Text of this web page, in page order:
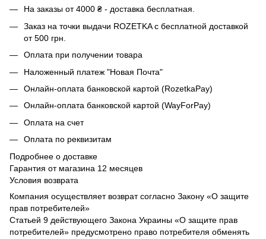
На заказы от 4000 ₴ - доставка бесплатная.
Заказ на точки выдачи ROZETKA с бесплатной доставкой
от 500 грн.
Оплата при получении товара
Наложенный платеж "Новая Почта"
Онлайн-оплата банковской картой (RozetkaPay)
Онлайн-оплата банковской картой (WayForPay)
Оплата на счет
Оплата по реквизитам
Подробнее о доставке
Гарантия от магазина 12 месяцев
Условия возврата
Компания осуществляет возврат согласно Закону «О защите
прав потребителей»
Статьей 9 действующего Закона Украины «О защите прав
потребителей» предусмотрено право потребителя обменять